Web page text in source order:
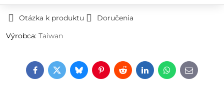
Otázka k produktu
Doručenia
Výrobca: Taiwan
FacebookTwitterBlueskyPinterestRedditLinkedInWhatsApp
E-
mail